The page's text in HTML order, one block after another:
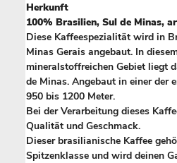
Herkunft
100% Brasilien, Sul de Minas,
Diese Kaffeespezialität wird in
Minas Gerais angebaut. In
mineralstoffreichen Gebiet liegt
de Minas. Angebaut in einer der
950 bis 1200 Meter.
Bei der Verarbeitung dieses
Qualität und Geschmack.
Dieser brasilianische Kaffee
Spitzenklasse und wird deinen